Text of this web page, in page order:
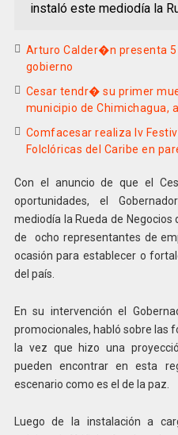
instaló este mediodía la
Arturo Calder�n presenta
gobierno
Cesar tendr� su primer
municipio de Chimichagua,
Comfacesar realiza Iv
Folclóricas del Caribe en
Con el anuncio de que el
oportunidades, el
mediodía la Rueda de Negocios
de ocho representantes de
ocasión para establecer o
del país.
En su intervención el
promocionales, habló sobre las
la vez que hizo una
pueden encontrar en esta
escenario como es el de la paz.
Luego de la instalación a